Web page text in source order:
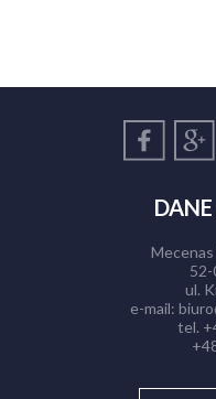
52-
ul.
e-mail:
tel.